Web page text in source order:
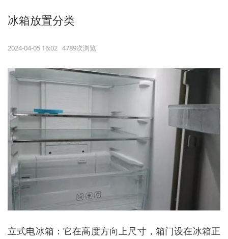
冰箱放置分类
2024-04-05 16:02 4789次浏览
立式电冰箱：它在高度方向上尺寸，箱门设在冰箱正